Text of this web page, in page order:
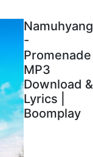
Namuhyang
-
Promenade
MP3
Download &
Lyrics |
Boomplay